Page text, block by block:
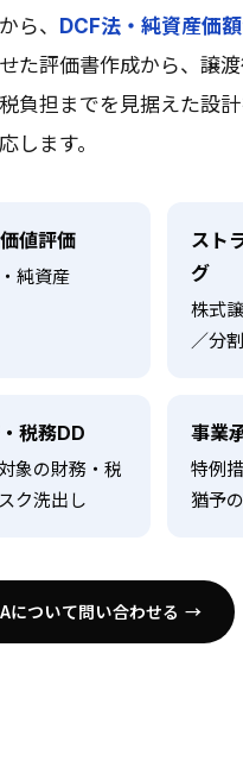
ら、
DCF法・純資産価
た評価書作成から、譲
負担までを見据えた設
します。
値評価
純資産
スト
グ
株式
／分
税務DD
象の財務・税
ク洗出し
事業
特例
猶予
について問い合わせる →
DCF · NAVVALUATION